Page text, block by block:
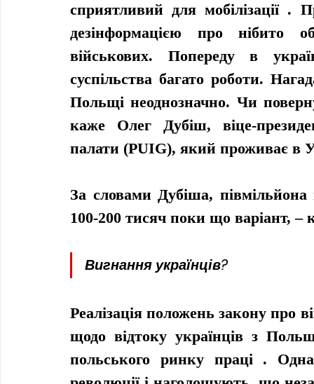
сприятливий для мобілізації .
дезінформацією про нібито
військових. Попереду в
суспільства багато роботи.
Польщі неоднозначно. Чи
каже Олег Дубіш, віце-
палати (PUIG), який проживає в
За словами Дубіша,
100-200 тисяч поки що варіант, –
Вигнання українців?
Реалізація положень закону про
щодо відтоку українців з
польського ринку праці .